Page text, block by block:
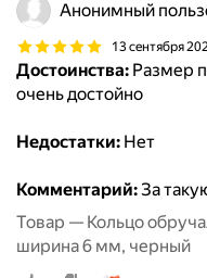
Анонимный
13 сентября
Достоинства: Размер
очень достойно
Недостатки: Нет
Комментарий:За
Товар — Кольцо
ширина 6 мм, черный